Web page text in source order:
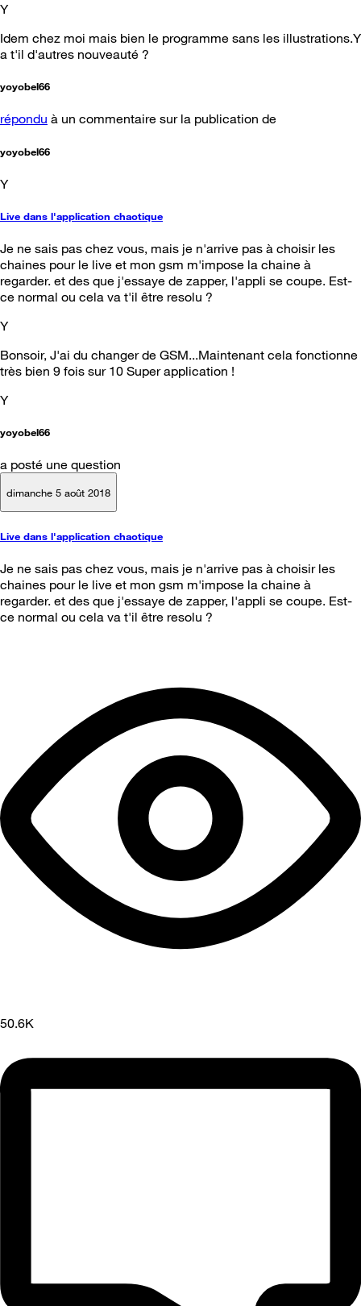
Y
Idem chez moi mais bien le programme sans les illustrations.Y
a t'il d'autres nouveauté ?
yoyobel66
répondu à un commentaire sur la publication de
yoyobel66
Y
Live dans l'application chaotique
Je ne sais pas chez vous, mais je n'arrive pas à choisir les
chaines pour le live et mon gsm m'impose la chaine à
regarder. et des que j'essaye de zapper, l'appli se coupe. Est-
ce normal ou cela va t'il être resolu ?
Y
Bonsoir, J'ai du changer de GSM...Maintenant cela fonctionne
très bien 9 fois sur 10 Super application !
Y
yoyobel66
a posté une question
dimanche 5 août 2018
Live dans l'application chaotique
Je ne sais pas chez vous, mais je n'arrive pas à choisir les
chaines pour le live et mon gsm m'impose la chaine à
regarder. et des que j'essaye de zapper, l'appli se coupe. Est-
ce normal ou cela va t'il être resolu ?
50.6K